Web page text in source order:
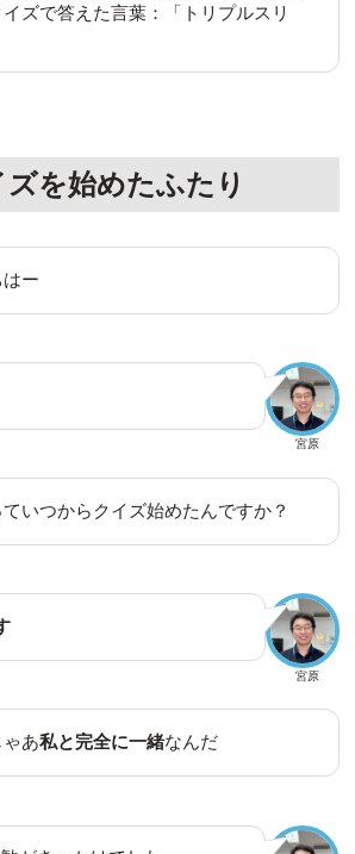
ズで答えた言葉：「トリプルスリ
を始めたふたり
ー
宮原
いつからクイズ始めたんですか？
宮原
ゃあ私と完全に一緒なんだ